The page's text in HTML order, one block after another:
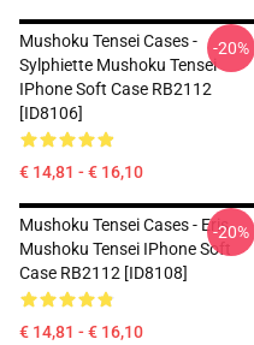
Mushoku Tensei Cases -
Sylphiette Mushoku Tensei
IPhone Soft Case RB2112
[ID8106]
€ 14,81 - € 16,10
-20%
Mushoku Tensei Cases - Eris
Mushoku Tensei IPhone Soft
Case RB2112 [ID8108]
€ 14,81 - € 16,10
-20%